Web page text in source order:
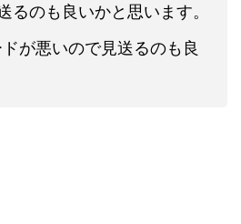
るのも良いかと思います。
が悪いので見送るのも良